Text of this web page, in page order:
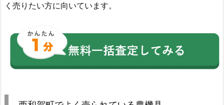
く売りたい方に向いています。